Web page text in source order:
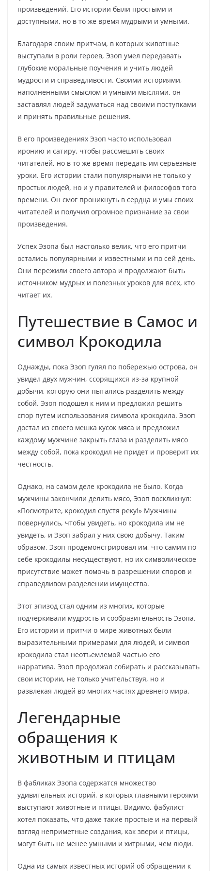
произведений. Его истории были простыми и
доступными, но в то же время мудрыми и умными.
Благодаря своим притчам, в которых животные
выступали в роли героев, Эзоп умел передавать
глубокие моральные поучения и учить людей
мудрости и справедливости. Своими историями,
наполненными смыслом и умными мыслями, он
заставлял людей задуматься над своими поступками
и принять правильные решения.
В его произведениях Эзоп часто использовал
иронию и сатиру, чтобы рассмешить своих
читателей, но в то же время передать им серьезные
уроки. Его истории стали популярными не только у
простых людей, но и у правителей и философов того
времени. Он смог проникнуть в сердца и умы своих
читателей и получил огромное признание за свои
произведения.
Успех Эзопа был настолько велик, что его притчи
остались популярными и известными и по сей день.
Они пережили своего автора и продолжают быть
источником мудрых и полезных уроков для всех, кто
читает их.
Путешествие в Самос и
символ Крокодила
Однажды, пока Эзоп гулял по побережью острова, он
увидел двух мужчин, ссорящихся из-за крупной
добычи, которую они пытались разделить между
собой. Эзоп подошел к ним и предложил решить
спор путем использования символа крокодила. Эзоп
достал из своего мешка кусок мяса и предложил
каждому мужчине закрыть глаза и разделить мясо
между собой, пока крокодил не придет и проверит их
честность.
Однако, на самом деле крокодила не было. Когда
мужчины закончили делить мясо, Эзоп воскликнул:
«Посмотрите, крокодил спустя реку!» Мужчины
повернулись, чтобы увидеть, но крокодила им не
увидеть, и Эзоп забрал у них свою добычу. Таким
образом, Эзоп продемонстрировал им, что самим по
себе крокодилы несуществуют, но их символическое
присутствие может помочь в разрешении споров и
справедливом разделении имущества.
Этот эпизод стал одним из многих, которые
подчеркивали мудрость и сообразительность Эзопа.
Его истории и притчи о мире животных были
выразительными примерами для людей, и символ
крокодила стал неотъемлемой частью его
нарратива. Эзоп продолжал собирать и рассказывать
свои истории, не только учительствуя, но и
развлекая людей во многих частях древнего мира.
Легендарные
обращения к
животным и птицам
В фабликах Эзопа содержатся множество
удивительных историй, в которых главными героями
выступают животные и птицы. Видимо, фабулист
хотел показать, что даже такие простые и на первый
взгляд неприметные создания, как звери и птицы,
могут быть не менее умными и хитрыми, чем люди.
Одна из самых известных историй об обращении к